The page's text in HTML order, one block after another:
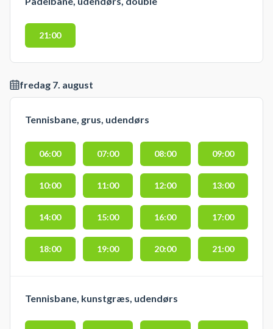
21:00
fredag 7. august
Tennisbane, grus, udendørs
06:00 07:00 08:00 09:00
10:00 11:00 12:00 13:00
14:00 15:00 16:00 17:00
18:00 19:00 20:00 21:00
Tennisbane, kunstgræs, udendørs